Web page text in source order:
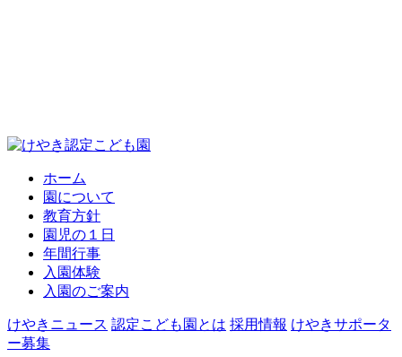
ホーム
園について
教育方針
園児の１日
年間行事
入園体験
入園のご案内
けやきニュース 認定こども園とは 採用情報 けやきサポータ
ー募集